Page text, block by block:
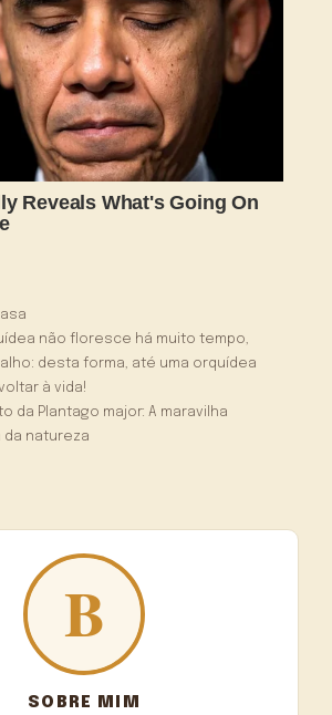
não floresce há muito tempo,
desta forma, até uma orquídea
à vida!
da Plantago major: A maravilha
natureza
SOBRE MIM